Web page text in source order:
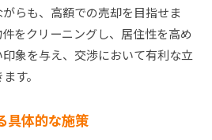
らも、高額での売却を目指せま
をクリーニングし、居住性を高め
象を与え、交渉において有利な立
す。
具体的な施策